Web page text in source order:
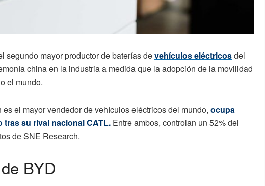
segundo mayor productor de baterías devehículos eléctricosdel
china en la industria a medida que la adopción de la movilidad
el mundo.
el mayor vendedor de vehículos eléctricos del mundo, ocupa
su rival nacional CATL. Entre ambos, controlan un 52% del
de SNE Research.
BYD